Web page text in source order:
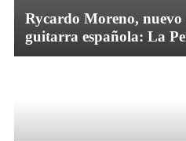
Rycardo Moreno, nuevo
guitarra española: La